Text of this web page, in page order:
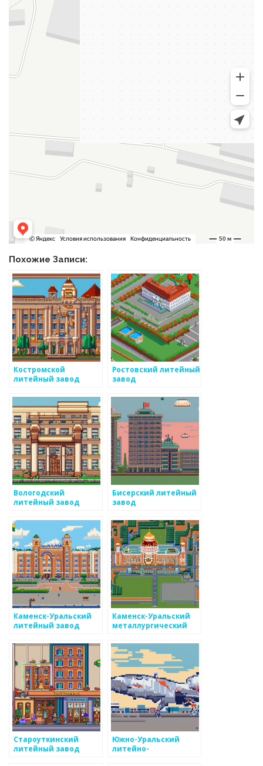
Похожие Записи:
Костромской
литейный завод
Ростовский литейный
завод
Вологодский
литейный завод
Бисерский литейный
завод
Каменск-Уральский
литейный завод
Каменск-Уральский
металлургический
Староуткинский
литейный завод
Южно-Уральский
литейно-